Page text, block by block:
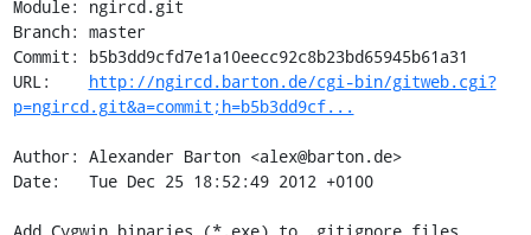
Module: ngircd.git
Branch: master
Commit: b5b3dd9cfd7e1a10eecc92c8b23bd65945b61a31
URL: http://ngircd.barton.de/cgi-bin/gitweb.cgi?
p=ngircd.git&a=commit;h=b5b3dd9cf...
Author: Alexander Barton <alex@barton.de>
Date:   Tue Dec 25 18:52:49 2012 +0100